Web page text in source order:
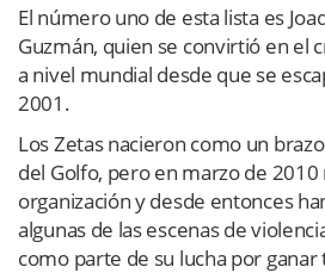
El número uno de esta lista es
Guzmán, quien se convirtió en el
a nivel mundial desde que se
2001.
Los Zetas nacieron como un
del Golfo, pero en marzo de
organización y desde entonces
algunas de las escenas de
como parte de su lucha por